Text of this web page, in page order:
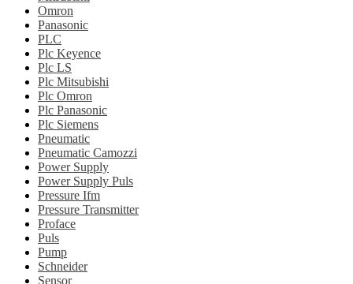
Omron
Panasonic
PLC
Plc Keyence
Plc LS
Plc Mitsubishi
Plc Omron
Plc Panasonic
Plc Siemens
Pneumatic
Pneumatic Camozzi
Power Supply
Power Supply Puls
Pressure Ifm
Pressure Transmitter
Proface
Puls
Pump
Schneider
Sensor